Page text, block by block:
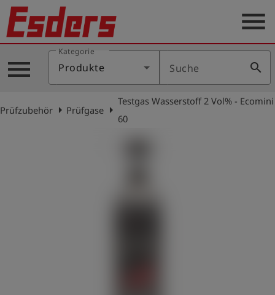
Produkte
Wissen
Support
menu
menu
Kategorie
Produkte Suche search
Prüfzubehör arrow_rightPrüfgase arrow_right
Testgas Wasserstoff 2 Vol% - Ecomini
60